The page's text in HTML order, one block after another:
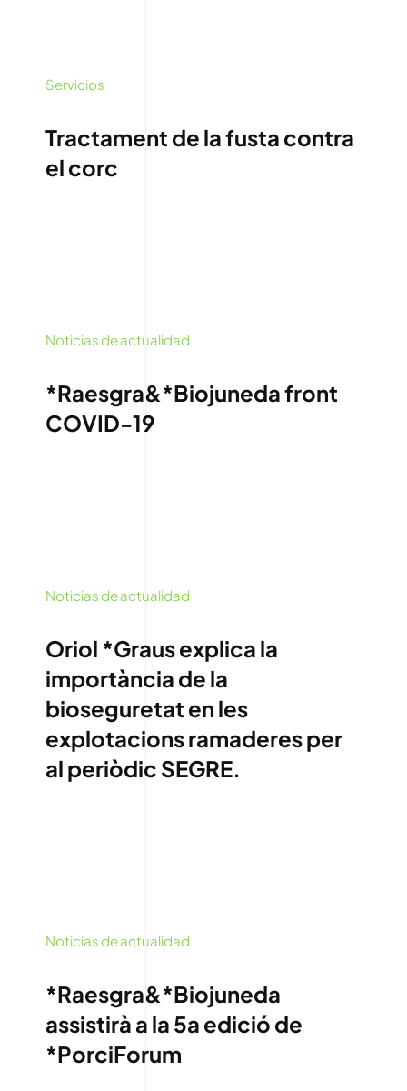
Servicios
Tractament de la fusta contra
el corc
Noticias de actualidad
*Raesgra&*Biojuneda front
COVID-19
Noticias de actualidad
Oriol *Graus explica la
importància de la
bioseguretat en les
explotacions ramaderes per
al periòdic SEGRE.
Noticias de actualidad
*Raesgra&*Biojuneda
assistirà a la 5a edició de
*PorciForum